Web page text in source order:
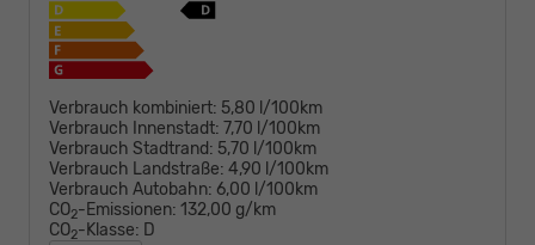
Verbrauch kombiniert: 5,80 l/100km
Verbrauch Innenstadt: 7,70 l/100km
Verbrauch Stadtrand: 5,70 l/100km
Verbrauch Landstraße: 4,90 l/100km
Verbrauch Autobahn: 6,00 l/100km
CO2-Emissionen: 132,00 g/km
CO2-Klasse: D